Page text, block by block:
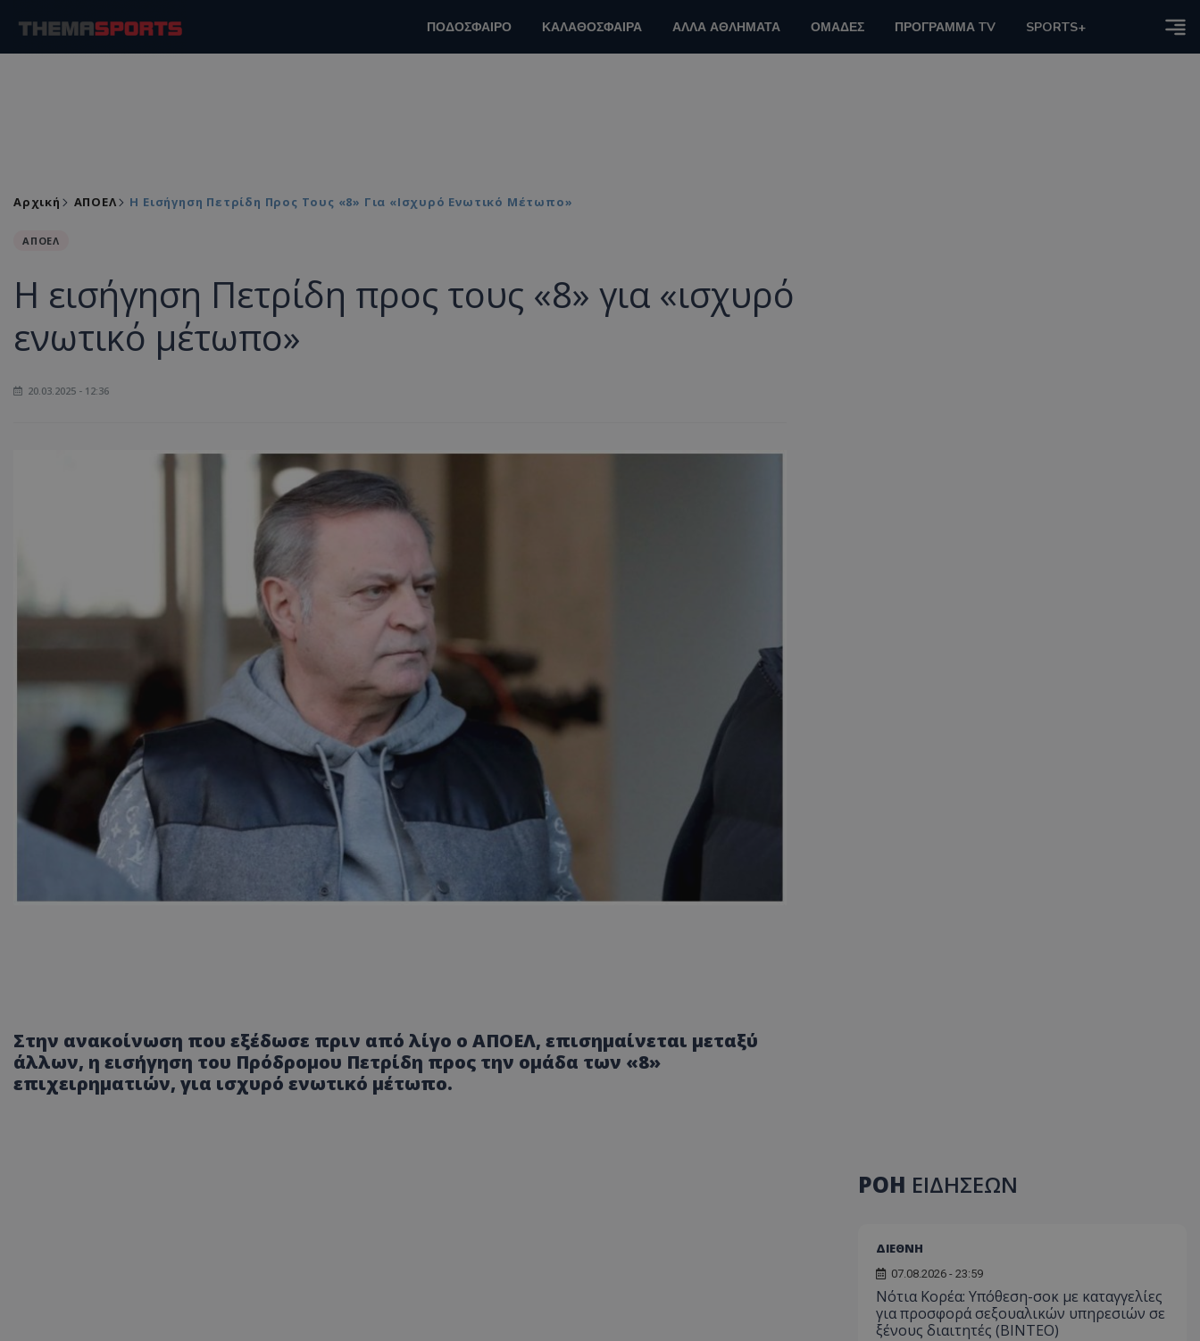
ΠΟΔΟΣΦΑΙΡΟ ΚΑΛΑΘΟΣΦΑΙΡΑ ΑΛΛΑ ΑΘΛΗΜΑΤΑ ΟΜΑΔΕΣ ΠΡΟΓΡΑΜΜΑ TV SPORTS+
Αρχική ΑΠΟΕΛ Η Εισήγηση Πετρίδη Προς Τους «8» Για «ισχυρό Ενωτικό Μέτωπο»
ΑΠΟΕΛ
Η εισήγηση Πετρίδη προς τους «8» για «ισχυρό
ενωτικό μέτωπο»
20.03.2025 - 12:36
Στην ανακοίνωση που εξέδωσε πριν από λίγο ο ΑΠΟΕΛ, επισημαίνεται μεταξύ
άλλων, η εισήγηση του Πρόδρομου Πετρίδη προς την ομάδα των «8»
επιχειρηματιών, για ισχυρό ενωτικό μέτωπο.
ΡΟΗ ΕΙΔΗΣΕΩΝ
ΔΙΕΘΝΗ
07.08.2026 - 23:59
Νότια Κορέα: Υπόθεση-σοκ με καταγγελίες
για προσφορά σεξουαλικών υπηρεσιών σε
ξένους διαιτητές (BINTEO)